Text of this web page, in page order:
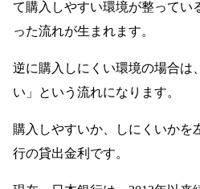
て購入しやすい環境が整ってい
った流れが生まれます。
逆に購入しにくい環境の場合は
い」という流れになります。
購入しやすいか、しにくいかを
行の貸出金利です。